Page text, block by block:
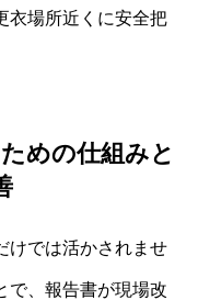
衣場所近くに安全把
めの仕組みと
けでは活かされませ
で、報告書が現場改